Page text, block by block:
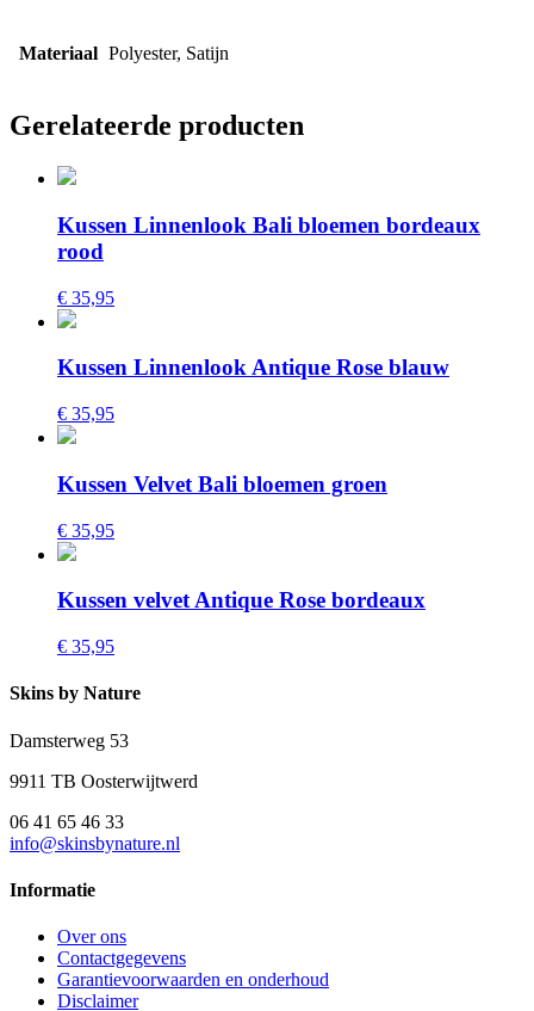
Materiaal Polyester, Satijn
Gerelateerde producten
Kussen Linnenlook Bali bloemen bordeaux
rood
€ 35,95
Kussen Linnenlook Antique Rose blauw
€ 35,95
Kussen Velvet Bali bloemen groen
€ 35,95
Kussen velvet Antique Rose bordeaux
€ 35,95
Skins by Nature
Damsterweg 53
9911 TB Oosterwijtwerd
06 41 65 46 33
info@skinsbynature.nl
Informatie
Over ons
Contactgegevens
Garantievoorwaarden en onderhoud
Disclaimer